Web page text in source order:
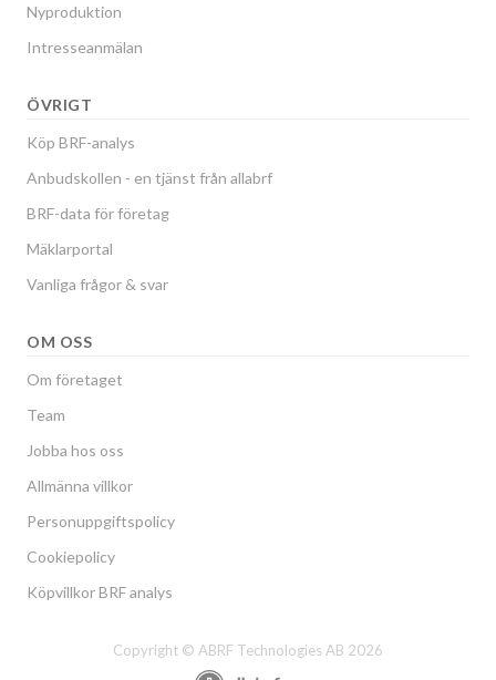
Nyproduktion
Intresseanmälan
ÖVRIGT
Köp BRF-analys
Anbudskollen - en tjänst från allabrf
BRF-data för företag
Mäklarportal
Vanliga frågor & svar
OM OSS
Om företaget
Team
Jobba hos oss
Allmänna villkor
Personuppgiftspolicy
Cookiepolicy
Köpvillkor BRF analys
Copyright © ABRF Technologies AB 2026